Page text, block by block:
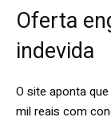
Oferta
indevida
O site aponta
mil reais com